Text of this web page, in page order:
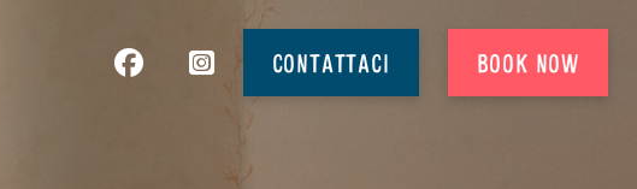
CONTATTACI BOOK NOW